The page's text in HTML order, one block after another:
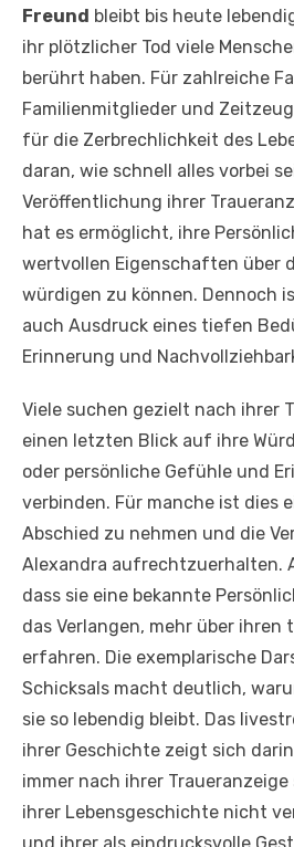
Freund bleibt bis heute
ihr plötzlicher Tod viele
berührt haben. Für zahlreiche
Familienmitglieder und
für die Zerbrechlichkeit des
daran, wie schnell alles vorbei
Veröffentlichung ihrer
hat es ermöglicht, ihre
wertvollen Eigenschaften über
würdigen zu können. Dennoch
auch Ausdruck eines tiefen
Erinnerung und
Viele suchen gezielt nach ihrer
einen letzten Blick auf ihre
oder persönliche Gefühle und
verbinden. Für manche ist dies
Abschied zu nehmen und die
Alexandra aufrechtzuerhalten.
dass sie eine bekannte
das Verlangen, mehr über ihren
erfahren. Die exemplarische
Schicksals macht deutlich,
sie so lebendig bleibt. Das
ihrer Geschichte zeigt sich
immer nach ihrer Traueranzeige
ihrer Lebensgeschichte nicht
und ihrer als eindrucksvolle